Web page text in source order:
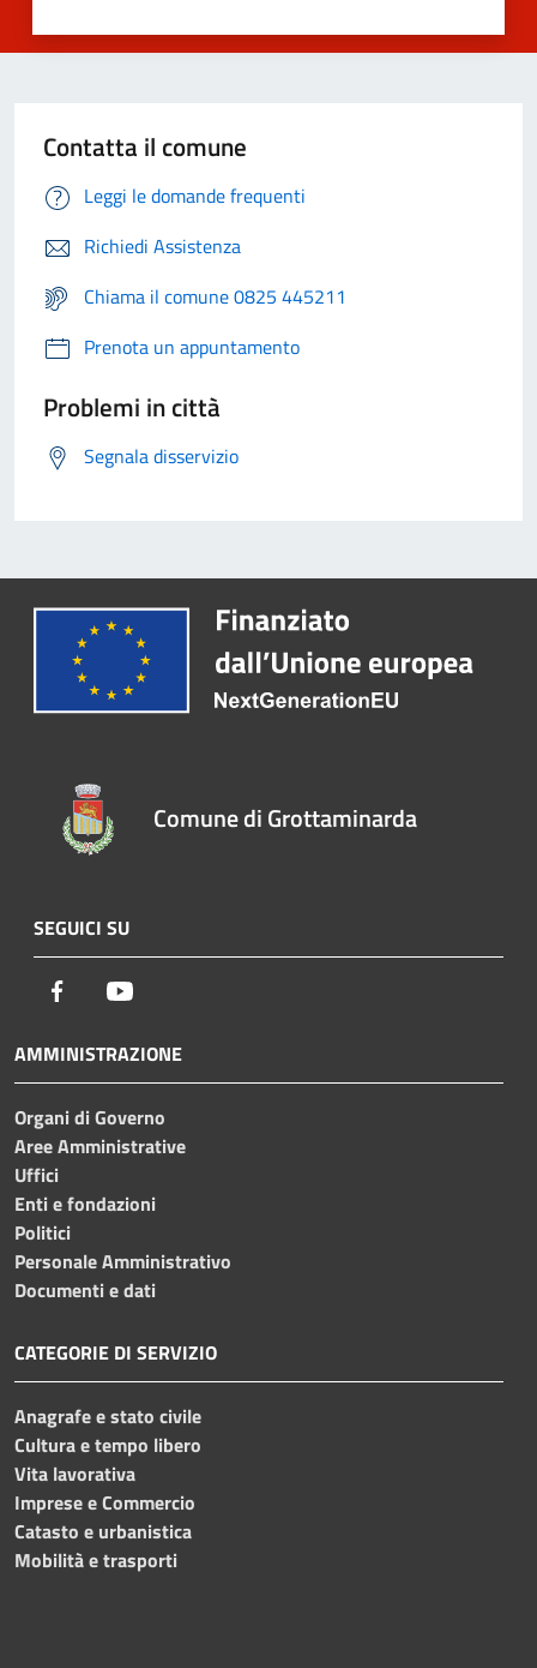
Contatta il comune
Leggi le domande frequenti
Richiedi Assistenza
Chiama il comune 0825 445211
Prenota un appuntamento
Problemi in città
Segnala disservizio
Comune di Grottaminarda
SEGUICI SU
Facebook
AMMINISTRAZIONE
Organi di Governo
Aree Amministrative
Uffici
Enti e fondazioni
Politici
Personale Amministrativo
Documenti e dati
CATEGORIE DI SERVIZIO
Anagrafe e stato civile
Cultura e tempo libero
Vita lavorativa
Imprese e Commercio
Catasto e urbanistica
Mobilità e trasporti